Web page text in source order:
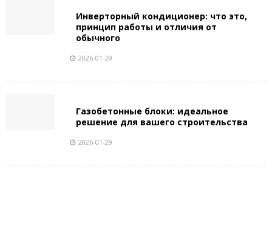
Инверторный кондиционер: что это,
принцип работы и отличия от
обычного
2026-01-29
Газобетонные блоки: идеальное
решение для вашего строительства
2026-01-29